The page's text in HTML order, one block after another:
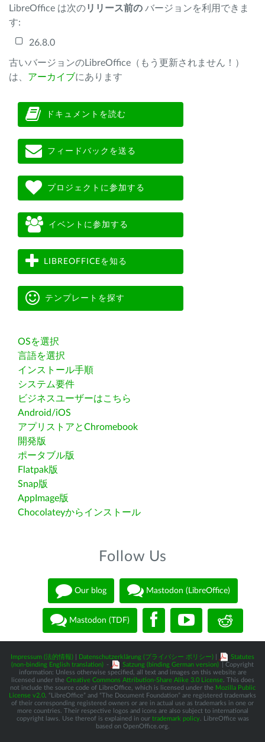
LibreOffice は次のリリース前の バージョンを利用できま
す:
26.8.0
古いバージョンのLibreOffice（もう更新されません！）
は、 アーカイブにあります
ドキュメントを読む
フィードバックを送る
プロジェクトに参加する
イベントに参加する
LIBREOFFICEを知る
テンプレートを探す
OSを選択
言語を選択
インストール手順
システム要件
ビジネスユーザーはこちら
Android/iOS
アプリストアとChromebook
開発版
ポータブル版
Flatpak版
Snap版
AppImage版
Chocolateyからインストール
Follow Us
Our blog Mastodon (LibreOffice)
Mastodon (TDF)
Impressum (法的情報) Datenschutzerklärung (プライバシー ポリシー)
Statutes
(non-binding English translation) - Satzung (binding German version)
| Copyright
information: Unless otherwise specified, all text and images on this website are
licensed under the Creative Commons Attribution-Share Alike 3.0 License. This does
not include the source code of LibreOffice, which is licensed under the Mozilla Public
License v2.0 . “LibreOffice” and “The Document Foundation” are registered trademarks
of their corresponding registered owners or are in actual use as trademarks in one or
more countries. Their respective logos and icons are also subject to international
copyright laws. Use thereof is explained in our trademark policy. LibreOffice was
based on OpenOffice.org.